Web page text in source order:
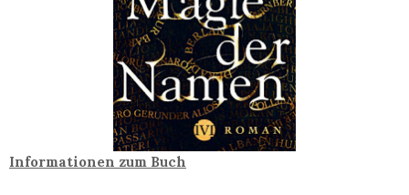
Informationen zum Buch